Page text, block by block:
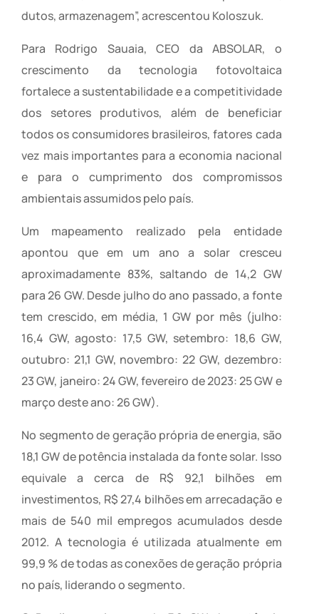
dutos, armazenagem”, acrescentou Koloszuk.
Para Rodrigo Sauaia, CEO da ABSOLAR, o
crescimento da tecnologia fotovoltaica
fortalece a sustentabilidade e a competitividade
dos setores produtivos, além de beneficiar
todos os consumidores brasileiros, fatores cada
vez mais importantes para a economia nacional
e para o cumprimento dos compromissos
ambientais assumidos pelo país.
Um mapeamento realizado pela entidade
apontou que em um ano a solar cresceu
aproximadamente 83%, saltando de 14,2 GW
para 26 GW. Desde julho do ano passado, a fonte
tem crescido, em média, 1 GW por mês (julho:
16,4 GW, agosto: 17,5 GW, setembro: 18,6 GW,
outubro: 21,1 GW, novembro: 22 GW, dezembro:
23 GW, janeiro: 24 GW, fevereiro de 2023: 25 GW e
março deste ano: 26 GW).
No segmento de geração própria de energia, são
18,1 GW de potência instalada da fonte solar. Isso
equivale a cerca de R$ 92,1 bilhões em
investimentos, R$ 27,4 bilhões em arrecadação e
mais de 540 mil empregos acumulados desde
2012. A tecnologia é utilizada atualmente em
99,9 % de todas as conexões de geração própria
no país, liderando o segmento.